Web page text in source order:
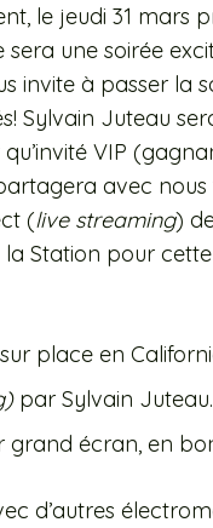
le jeudi 31 mars
une soirée
invite à passer la
Sylvain Juteau
VIP
avec
(live streaming)
la Station pour
place en
par Sylvain Juteau.
grand écran, en
d’autres